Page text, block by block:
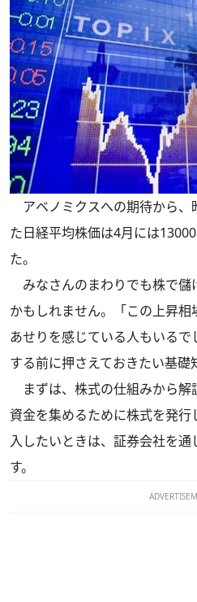
アベノミクスへの期待から、
た日経平均株価は4月には
た。
みなさんのまわりでも株で儲
かもしれません。「この上昇
あせりを感じている人もいるで
する前に押さえておきたい基礎
まずは、株式の仕組みから解
資金を集めるために株式を発
入したいときは、証券会社を
す。